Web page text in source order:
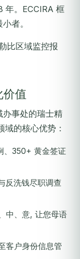
年。ECCIRA 框
者。
比区域监控报
价值
办事处的瑞士精
的核心优势：
、350+ 黄金签证
反洗钱尽职调查
中、意, 让您母语
客户身份信息管